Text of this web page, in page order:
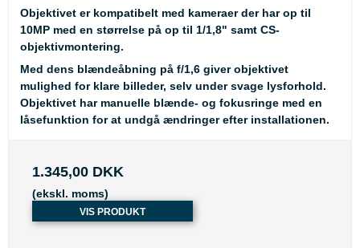
Objektivet er kompatibelt med kameraer der har op til
10MP med en størrelse på op til 1/1,8" samt CS-
objektivmontering.
Med dens blændeåbning på f/1,6 giver objektivet
mulighed for klare billeder, selv under svage lysforhold.
Objektivet har manuelle blænde- og fokusringe med en
låsefunktion for at undgå ændringer efter installationen.
1.345,00 DKK
(ekskl. moms)
VIS PRODUKT